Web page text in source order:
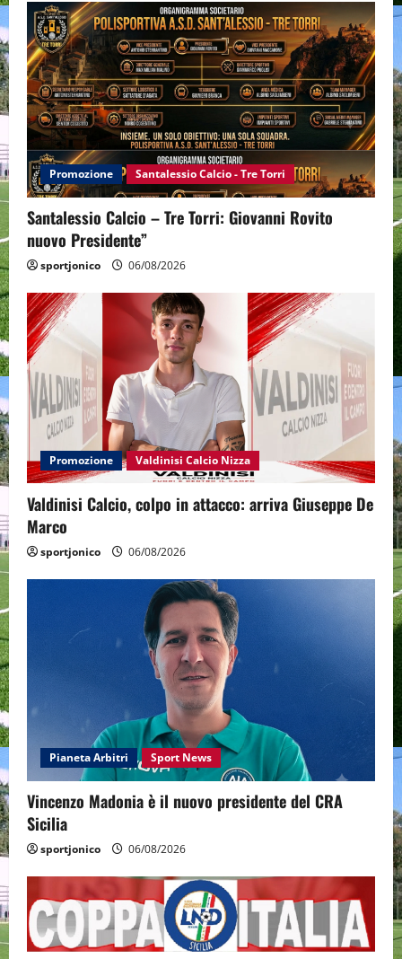
Promozione Santalessio Calcio - Tre Torri
Santalessio Calcio – Tre Torri: Giovanni Rovito
nuovo Presidente”
sportjonico 06/08/2026
Promozione Valdinisi Calcio Nizza
Valdinisi Calcio, colpo in attacco: arriva Giuseppe De
Marco
sportjonico 06/08/2026
Pianeta Arbitri Sport News
Vincenzo Madonia è il nuovo presidente del CRA
Sicilia
sportjonico 06/08/2026